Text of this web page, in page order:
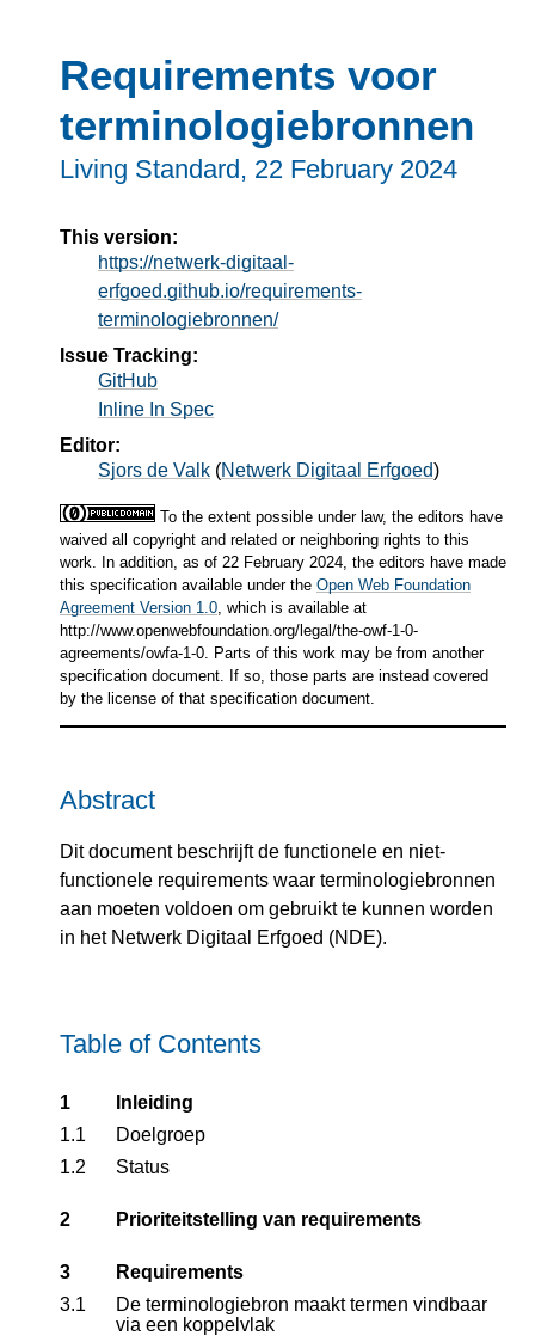
Requirements voor
terminologiebronnen
Living Standard, 22 February 2024
This version:
https://netwerk-digitaal-
erfgoed.github.io/requirements-
terminologiebronnen/
Issue Tracking:
GitHub
Inline In Spec
Editor:
Sjors de Valk (Netwerk Digitaal Erfgoed)
To the extent possible under law, the editors have
waived all copyright and related or neighboring rights to this
work. In addition, as of 22 February 2024, the editors have made
this specification available under the Open Web Foundation
Agreement Version 1.0 , which is available at
http://www.openwebfoundation.org/legal/the-owf-1-0-
agreements/owfa-1-0. Parts of this work may be from another
specification document. If so, those parts are instead covered
by the license of that specification document.
Abstract
Dit document beschrijft de functionele en niet-
functionele requirements waar terminologiebronnen
aan moeten voldoen om gebruikt te kunnen worden
in het Netwerk Digitaal Erfgoed (NDE).
Table of Contents
1
Inleiding
1.1
Doelgroep
1.2
Status
2 Prioriteitstelling van requirements
3
Requirements
3.1
De terminologiebron maakt termen vindbaar
via een koppelvlak